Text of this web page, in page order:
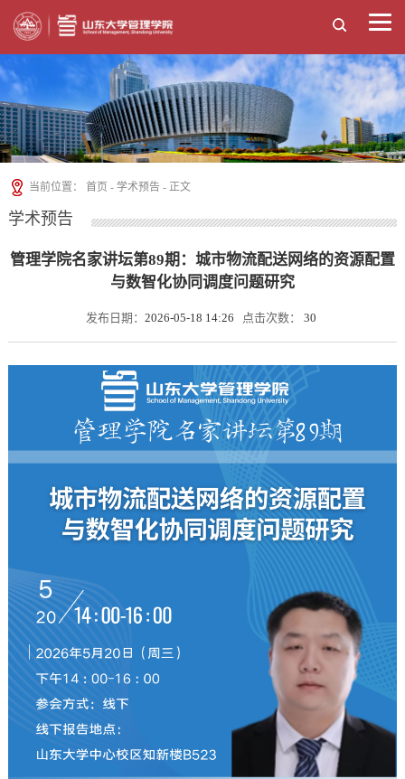
当前位置： 首页 -学术预告 - 正文
学术预告
管理学院名家讲坛第89期：城市物流配送网络的资源配置
与数智化协同调度问题研究
发布日期： 2026-05-18 14:26 点击次数： 30